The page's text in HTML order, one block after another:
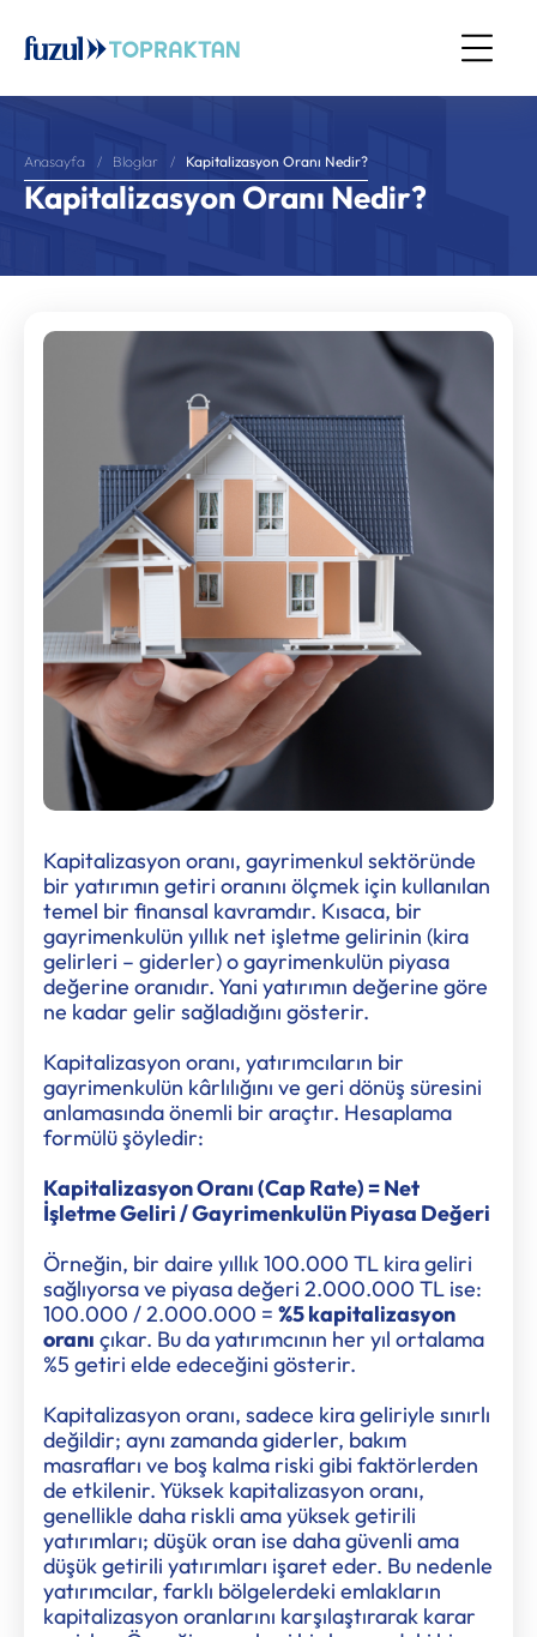
Anasayfa Bloglar Kapitalizasyon Oranı Nedir?
Kapitalizasyon Oranı Nedir?
Kapitalizasyon oranı, gayrimenkul sektöründe
bir yatırımın getiri oranını ölçmek için kullanılan
temel bir finansal kavramdır. Kısaca, bir
gayrimenkulün yıllık net işletme gelirinin (kira
gelirleri – giderler) o gayrimenkulün piyasa
değerine oranıdır. Yani yatırımın değerine göre
ne kadar gelir sağladığını gösterir.
Kapitalizasyon oranı, yatırımcıların bir
gayrimenkulün kârlılığını ve geri dönüş süresini
anlamasında önemli bir araçtır. Hesaplama
formülü şöyledir:
Kapitalizasyon Oranı (Cap Rate) = Net
İşletme Geliri / Gayrimenkulün Piyasa Değeri
Örneğin, bir daire yıllık 100.000 TL kira geliri
sağlıyorsa ve piyasa değeri 2.000.000 TL ise:
100.000 / 2.000.000 = %5 kapitalizasyon
oranı çıkar. Bu da yatırımcının her yıl ortalama
%5 getiri elde edeceğini gösterir.
Kapitalizasyon oranı, sadece kira geliriyle sınırlı
değildir; aynı zamanda giderler, bakım
masrafları ve boş kalma riski gibi faktörlerden
de etkilenir. Yüksek kapitalizasyon oranı,
genellikle daha riskli ama yüksek getirili
yatırımları; düşük oran ise daha güvenli ama
düşük getirili yatırımları işaret eder. Bu nedenle
yatırımcılar, farklı bölgelerdeki emlakların
kapitalizasyon oranlarını karşılaştırarak karar